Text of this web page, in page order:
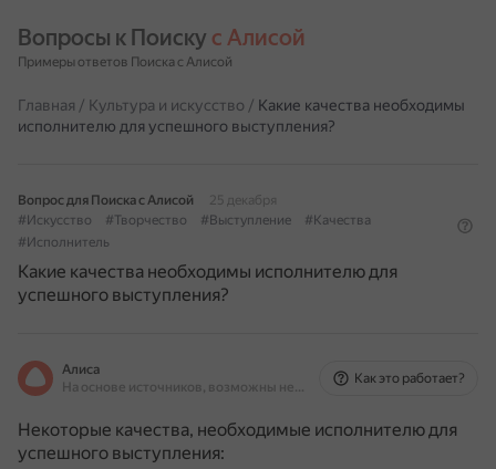
Вопросы к Поиску с Алисой
Примеры ответов Поиска с Алисой
Главная / Культура и искусство / Какие качества необходимы
исполнителю для успешного выступления?
Вопрос для Поиска с Алисой
25 декабря
#Искусство
#Творчество #Выступление
#Качества
#Исполнитель
Какие качества необходимы исполнителю для
успешного выступления?
Алиса
На основе источников, возможны неточности
Как это работает?
Некоторые качества, необходимые исполнителю для
успешного выступления: